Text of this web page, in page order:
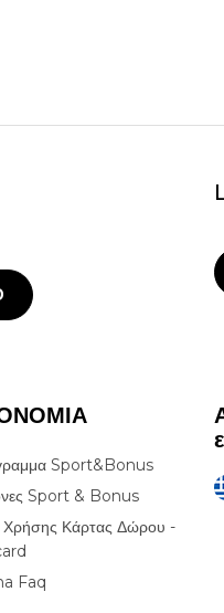
Sport&Bonus
Sport & Bonus
Χρήσης Κάρτας Δώρου -
Faq